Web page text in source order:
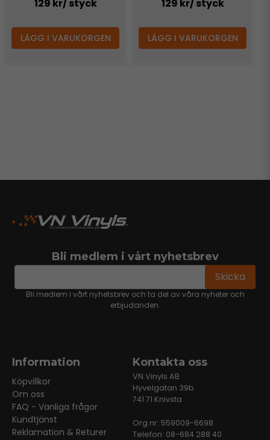
129 kr/ styck
LÄGG I VARUKORGEN
129 kr/ styck
LÄGG I VARUKORGEN
Bli medlem i vårt nyhetsbrev
email Skicka
Bli medlem i vårt nyhetsbrev och ta del av våra nyheter och
erbjudanden.
Information
Köpvillkor
Om oss
FAQ - Vanliga frågor
Kundtjänst
Reklamation & Returer
Kontakta oss
VN Vinyls AB
Hyvelgatan 39b
741 71 Knivsta
Org.nr: 559009-6698
Telefon: 08-684 288 40